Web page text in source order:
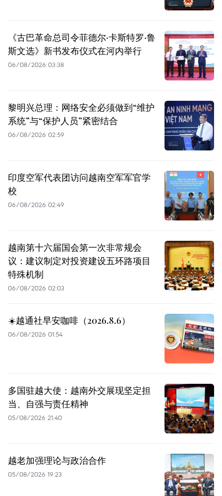
《古巴革命总司令菲德尔·卡斯特罗·鲁
斯文选》新书发布仪式在河内举行
06/08/2026 03:38
黎明兴总理：网络安全必须做到“维护
系统”与“保护人员”紧密结合
06/08/2026 02:59
印度空军代表团访问越南空军军官学
校
06/08/2026 02:49
越南第十六届国会第一次非常规会
议：建议制定对投资建设五环路项目
特殊机制
06/08/2026 02:03
☀️越通社早安咖啡（2026.8.6）
06/08/2026 01:54
多国驻越大使：越南外交展现坚定担
当、自强与责任精神
05/08/2026 21:40
越老加强理论与政治合作
05/08/2026 19:23